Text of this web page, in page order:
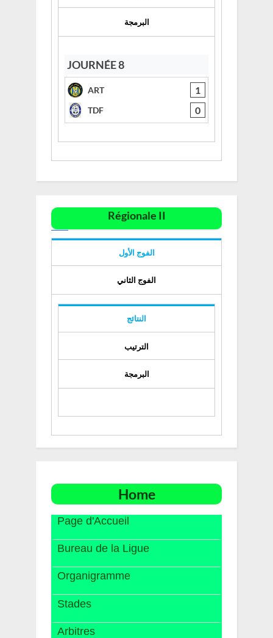
البرمجة
JOURNÉE 8
ART
TDF
1
0
Régionale II
الفوج الأول
الفوج الثاني
النتائج
الترتيب
البرمجة
Home
Page d'Accueil
Bureau de la Ligue
Organigramme
Stades
Arbitres